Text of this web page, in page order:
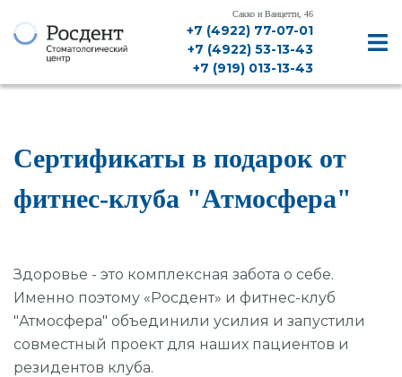
Сакко и Ванцетти, 46
+7 (4922) 77-07-01
+7 (4922) 53-13-43
+7 (919) 013-13-43
ЛЕЧЕНИЕ ЗУБОВ
ЛЕЧЕНИЕ ДЕСЕН
ИМПЛАНТАЦИЯ
Сертификаты в подарок от
фитнес-клуба "Атмосфера"
Здоровье - это комплексная забота о себе.
Именно поэтому «Росдент» и фитнес-клуб
"Атмосфера" объединили усилия и запустили
совместный проект для наших пациентов и
резидентов клуба.